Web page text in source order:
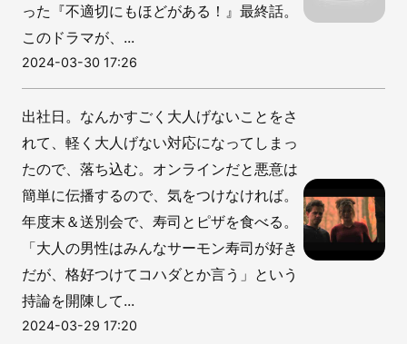
った『不適切にもほどがある！』最終話。
このドラマが、...
2024-03-30 17:26
出社日。なんかすごく大人げないことをさ
れて、軽く大人げない対応になってしまっ
たので、落ち込む。オンラインだと悪意は
簡単に伝播するので、気をつけなければ。
年度末＆送別会で、寿司とピザを食べる。
「大人の男性はみんなサーモン寿司が好き
だが、格好つけてコハダとか言う」という
持論を開陳して...
2024-03-29 17:20